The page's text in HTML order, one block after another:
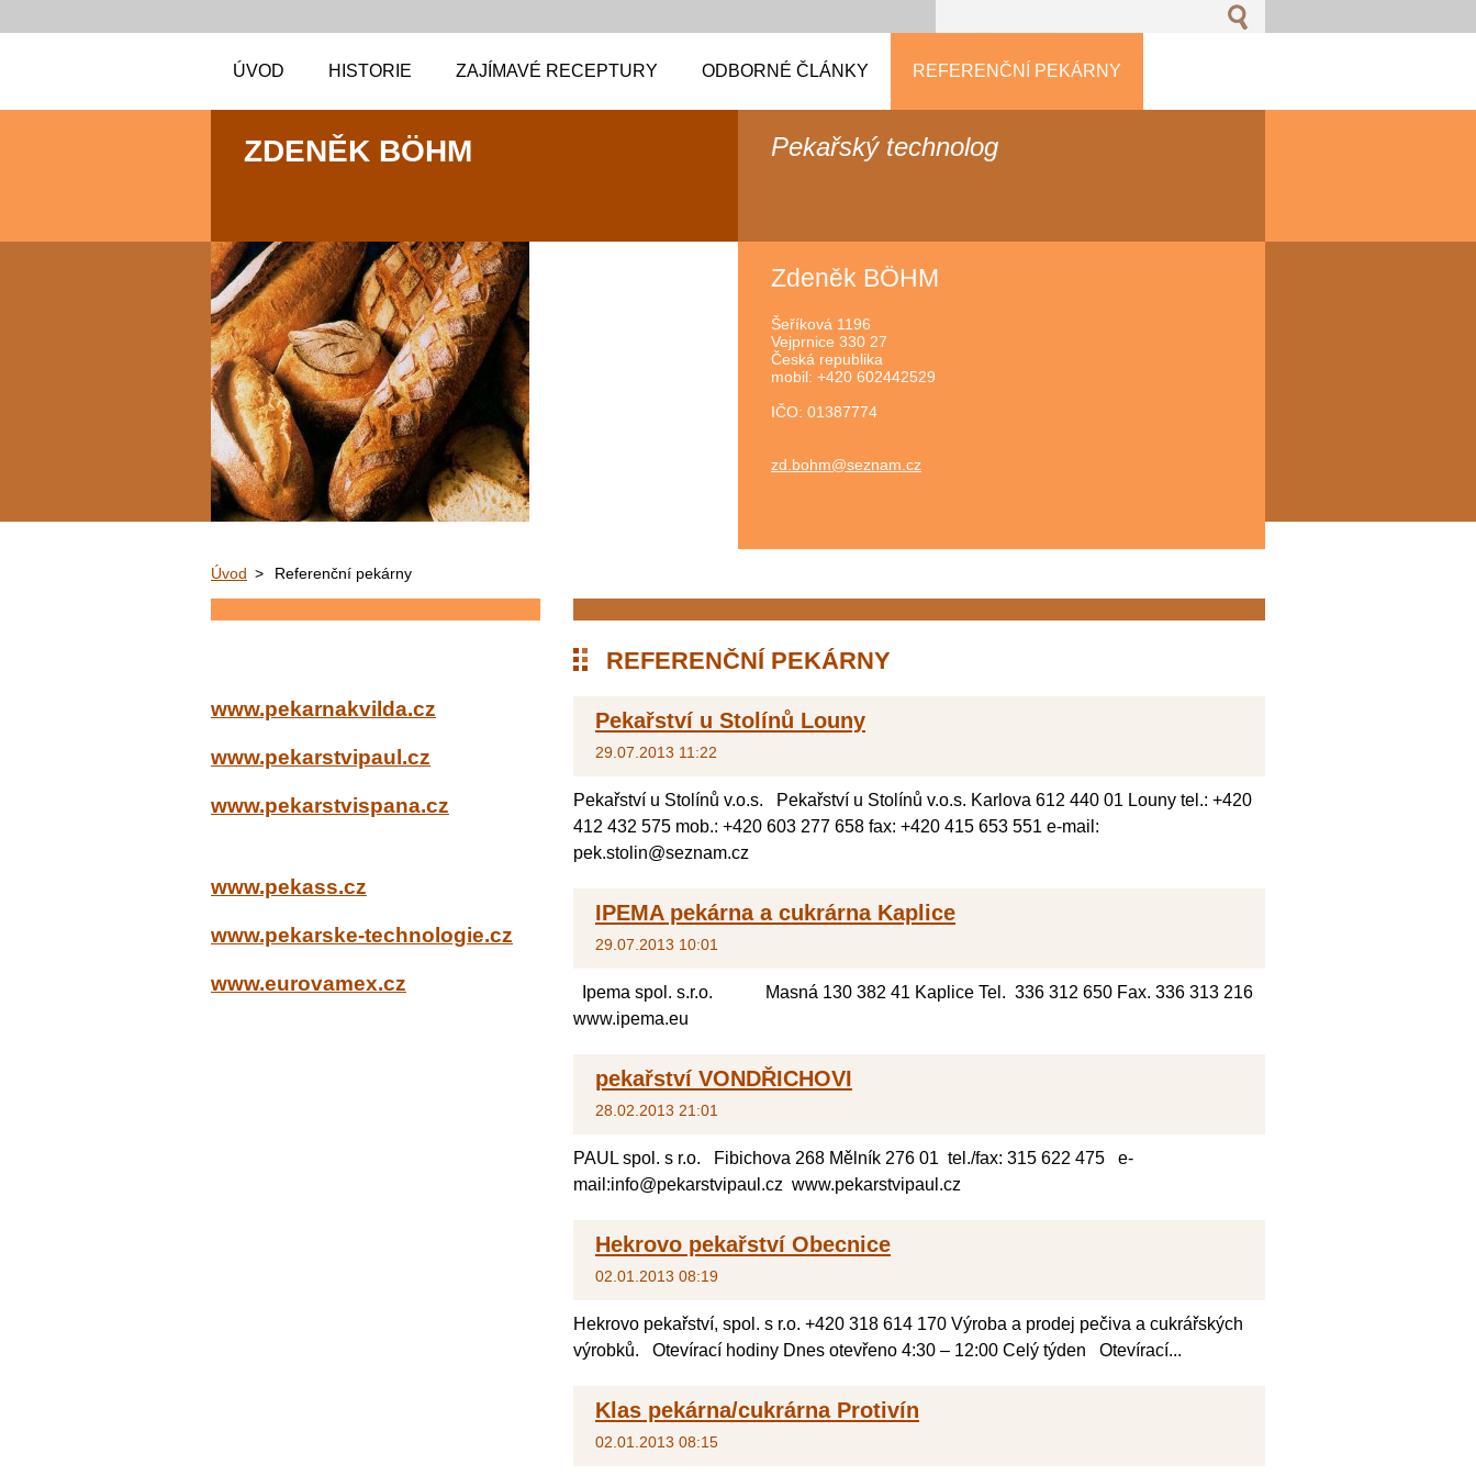
ÚVOD HISTORIE ZAJÍMAVÉ RECEPTURY ODBORNÉ ČLÁNKY REFERENČNÍ PEKÁRNY
ZDENĚK BÖHM Pekařský technolog
Zdeněk BÖHM
Šeříková 1196
Vejprnice 330 27
Česká republika
mobil: +420 602442529
IČO: 01387774
zd.bohm@seznam.cz
Úvod > Referenční pekárny
www.pekarnakvilda.cz
www.pekarstvipaul.cz
www.pekarstvispana.cz
www.pekass.cz
www.pekarske-technologie.cz
www.eurovamex.cz
REFERENČNÍ PEKÁRNY
Pekařství u Stolínů Louny
29.07.2013 11:22
Pekařství u Stolínů v.o.s. Pekařství u Stolínů v.o.s. Karlova 612 440 01 Louny tel.: +420
412 432 575 mob.: +420 603 277 658 fax: +420 415 653 551 e-mail:
pek.stolin@seznam.cz
IPEMA pekárna a cukrárna Kaplice
29.07.2013 10:01
Ipema spol. s.r.o. Masná 130 382 41 Kaplice Tel. 336 312 650 Fax. 336 313 216
www.ipema.eu
pekařství VONDŘICHOVI
28.02.2013 21:01
PAUL spol. s r.o. Fibichova 268 Mělník 276 01 tel./fax: 315 622 475 e-
mail:info@pekarstvipaul.cz www.pekarstvipaul.cz
Hekrovo pekařství Obecnice
02.01.2013 08:19
Hekrovo pekařství, spol. s r.o. +420 318 614 170 Výroba a prodej pečiva a cukrářských
výrobků. Otevírací hodiny Dnes otevřeno 4:30 – 12:00 Celý týden Otevírací...
Klas pekárna/cukrárna Protivín
02.01.2013 08:15